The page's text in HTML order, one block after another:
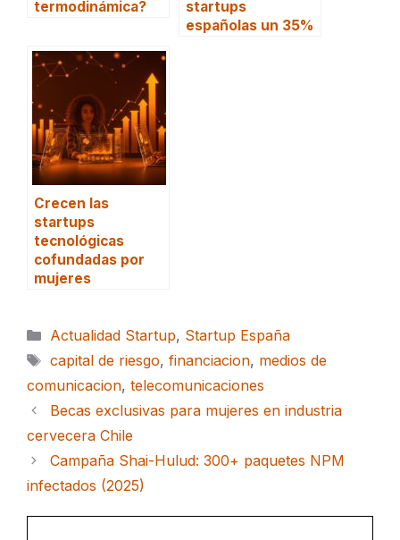
termodinámica?
startups
españolas un 35%
Crecen las
startups
tecnológicas
cofundadas por
mujeres
Categorías
Actualidad Startup, Startup España
Etiquetas
capital de riesgo, financiacion, medios de
comunicacion, telecomunicaciones
Becas exclusivas para mujeres en industria
cervecera Chile
Campaña Shai-Hulud: 300+ paquetes NPM
infectados (2025)